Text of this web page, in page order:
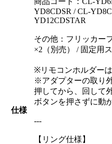
仕様
YD8CDSR / CL-
YD12CDSTAR
その他：フリッカー
×2（別売） / 固定用
※リモコンホルダー
※アダプターの取り
押してから、回して
ボタンを押さずに動
---
【リング仕様】